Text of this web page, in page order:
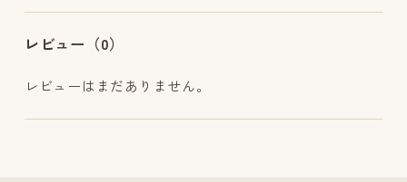
レビュー（0）
レビューはまだありません。